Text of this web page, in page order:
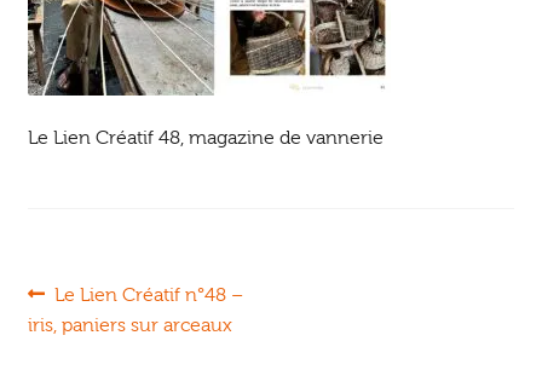
Le Lien Créatif 48, magazine de vannerie
Navigation
de
Article
précédent :
Le Lien Créatif n°48 –
iris, paniers sur arceaux